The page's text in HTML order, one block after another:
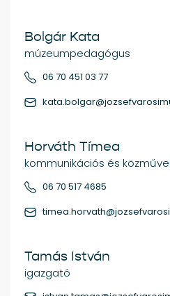
Bolgár Kata
múzeumpedagógus
06 70 451 03 77
Horváth Tímea
kommunikációs és
06 70 517 4685
Tamás István
igazgató